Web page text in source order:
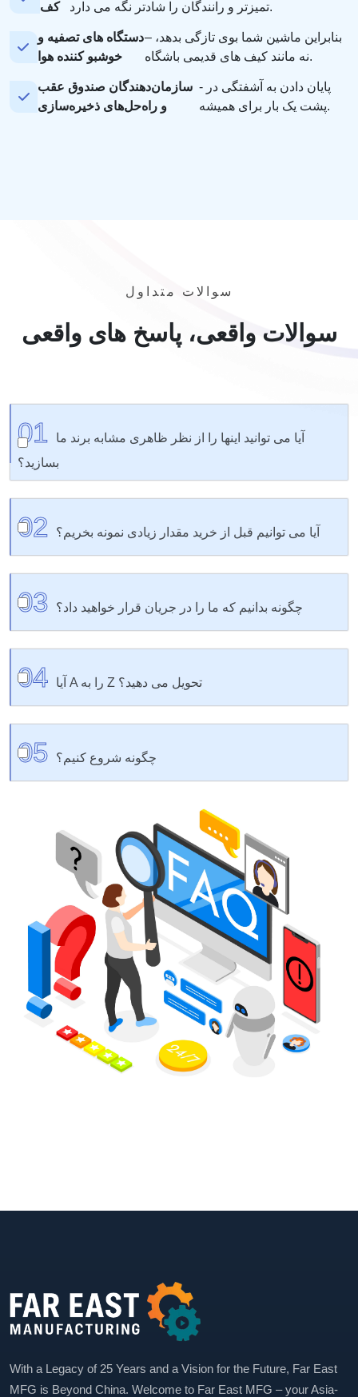
کف تمیزتر و رانندگان را شادتر نگه می دارد.
دستگاه های تصفیه و
خوشبو کننده هوا
– بنابراین ماشین شما بوی تازگی بدهد،
نه مانند کیف های قدیمی باشگاه.
سازمان‌دهندگان صندوق عقب
و راه‌حل‌های ذخیره‌سازی
- پایان دادن به آشفتگی در
پشت یک بار برای همیشه.
سوالات متداول
سوالات واقعی، پاسخ های واقعی
01
آیا می توانید اینها را از نظر ظاهری مشابه برند ما
بسازید؟
100% ما رنگ‌ها را مطابقت می‌دهیم، آرم‌های شما را اضافه
می‌کنیم و بسته‌بندی‌هایی را توسعه می‌دهیم که از قفسه خارج
02 آیا می توانیم قبل از خرید مقدار زیادی نمونه بخریم؟
کاملاً - ما فکر می کنیم قبل از تصمیم گیری باید ببینید، لمس
03 چگونه بدانیم که ما را در جریان قرار خواهید داد؟
ما به‌روزرسانی‌ها، عکس‌ها و جدول زمانی صادقانه را برای شما
ارسال می‌کنیم - و همیشه یک شخص واقعی برای پاسخ به
04 آیا A را به Z تحویل می دهید؟
کاملا. ما حمل و نقل را سازماندهی می کنیم، امور گمرکی را
انجام می دهیم و محصولات را به انبار شما یا مستقیماً به
05 چگونه شروع کنیم؟
With a Legacy of 25 Years and a Vision for the Future, Far East
MFG is Beyond China. Welcome to Far East MFG – your Asia-